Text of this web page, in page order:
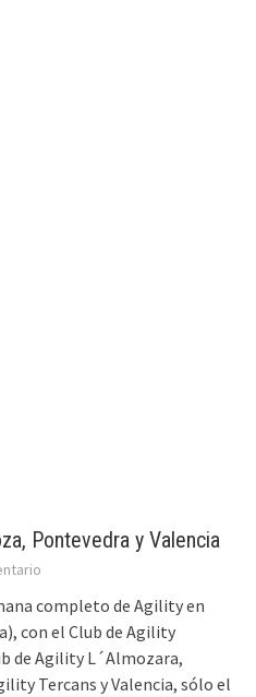
Pontevedra y Valencia
completo de Agility en
con el Club de Agility
de Agility L´Almozara,
Tercans y Valencia, sólo el